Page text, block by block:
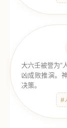
大六壬被誉为“
凶成败推演。
决策。
#